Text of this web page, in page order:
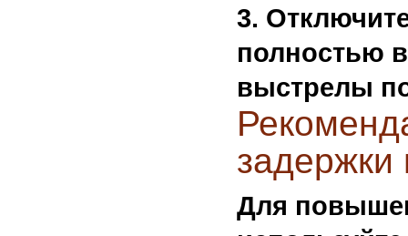
полностью
выстрелы
задержки
Для